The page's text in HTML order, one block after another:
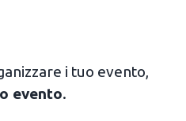
i tuo evento,
evento.